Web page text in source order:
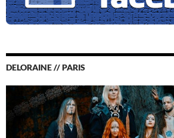
DELORAINE // PARIS